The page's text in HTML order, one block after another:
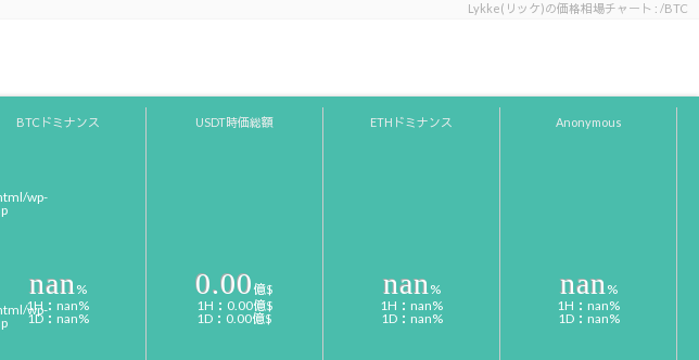
Lykke(リッケ)の価格相場チャート : /BTC
BTCドミナンス USDT時価総額 ETHドミナンス Anonymous
wp-
wp-
nan %
1H：nan%
1D：nan%
0.00 億$
1H：0.00億$
1D：0.00億$
nan %
1H：nan%
1D：nan%
nan %
1H：nan%
1D：nan%